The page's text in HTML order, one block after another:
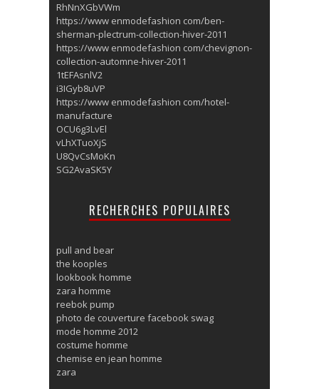
RhNnXGbVWm
https://www enmodefashion com/ben-
sherman-plectrum-collection-hiver-2011
https://www enmodefashion com/chevignon-
collection-automne-hiver-2011
1tEFAsnlV2
i3IGyb8uVP
https://www enmodefashion com/hotel-
manufacture
OCU6g3LvEl
vLhXTuoXjS
U8QvCsMoKn
SG2AvaSK5Y
RECHERCHES POPULAIRES
pull and bear
the kooples
lookbook homme
zara homme
reebok pump
photo de couverture facebook swag
mode homme 2012
costume homme
chemise en jean homme
zara